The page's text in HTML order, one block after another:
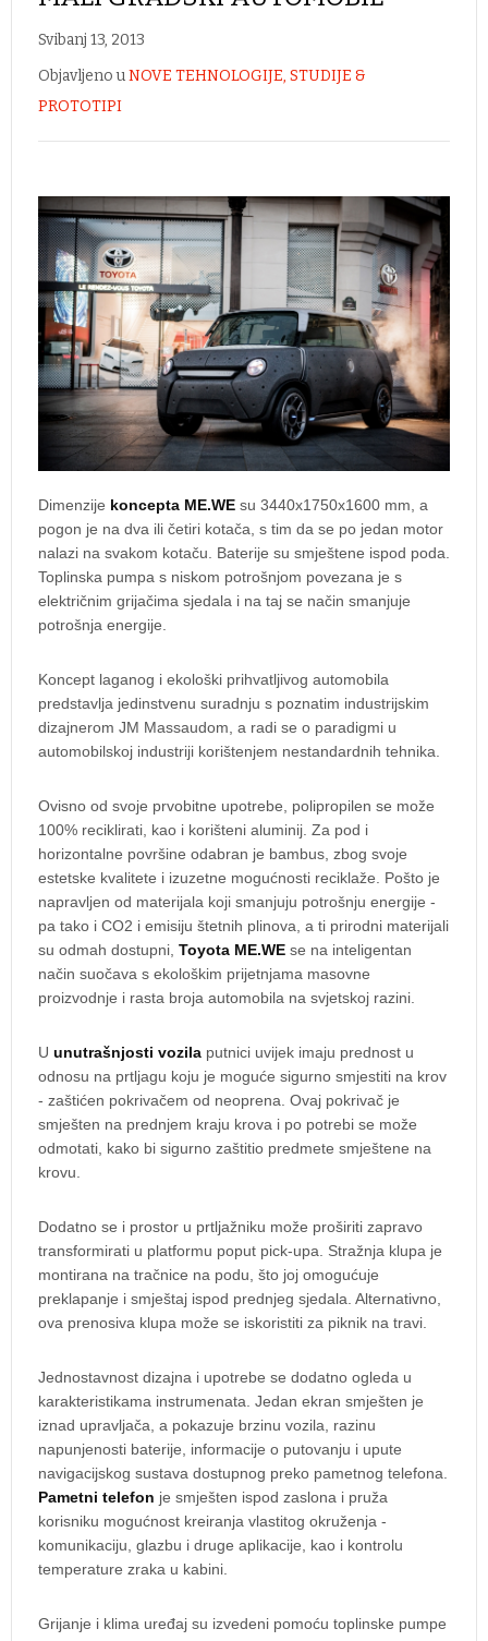
Svibanj 13, 2013
Objavljeno uNOVE TEHNOLOGIJE, STUDIJE &
PROTOTIPI
Dimenzije koncepta ME.WE su 3440x1750x1600 mm, a
pogon je na dva ili četiri kotača, s tim da se po jedan motor
nalazi na svakom kotaču. Baterije su smještene ispod poda.
Toplinska pumpa s niskom potrošnjom povezana je s
električnim grijačima sjedala i na taj se način smanjuje
potrošnja energije.
Koncept laganog i ekološki prihvatljivog automobila
predstavlja jedinstvenu suradnju s poznatim industrijskim
dizajnerom JM Massaudom, a radi se o paradigmi u
automobilskoj industriji korištenjem nestandardnih tehnika.
Ovisno od svoje prvobitne upotrebe, polipropilen se može
100% reciklirati, kao i korišteni aluminij. Za pod i
horizontalne površine odabran je bambus, zbog svoje
estetske kvalitete i izuzetne mogućnosti reciklaže. Pošto je
napravljen od materijala koji smanjuju potrošnju energije -
pa tako i CO2 i emisiju štetnih plinova, a ti prirodni materijali
su odmah dostupni, Toyota ME.WE se na inteligentan
način suočava s ekološkim prijetnjama masovne
proizvodnje i rasta broja automobila na svjetskoj razini.
U unutrašnjosti vozila putnici uvijek imaju prednost u
odnosu na prtljagu koju je moguće sigurno smjestiti na krov
- zaštićen pokrivačem od neoprena. Ovaj pokrivač je
smješten na prednjem kraju krova i po potrebi se može
odmotati, kako bi sigurno zaštitio predmete smještene na
krovu.
Dodatno se i prostor u prtljažniku može proširiti zapravo
transformirati u platformu poput pick-upa. Stražnja klupa je
montirana na tračnice na podu, što joj omogućuje
preklapanje i smještaj ispod prednjeg sjedala. Alternativno,
ova prenosiva klupa može se iskoristiti za piknik na travi.
Jednostavnost dizajna i upotrebe se dodatno ogleda u
karakteristikama instrumenata. Jedan ekran smješten je
iznad upravljača, a pokazuje brzinu vozila, razinu
napunjenosti baterije, informacije o putovanju i upute
navigacijskog sustava dostupnog preko pametnog telefona.
Pametni telefon je smješten ispod zaslona i pruža
korisniku mogućnost kreiranja vlastitog okruženja -
komunikaciju, glazbu i druge aplikacije, kao i kontrolu
temperature zraka u kabini.
Grijanje i klima uređaj su izvedeni pomoću toplinske pumpe